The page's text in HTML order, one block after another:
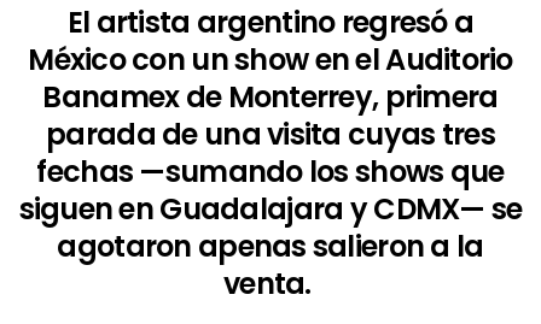
El artista argentino regresó a
México con un show en el Auditorio
Banamex de Monterrey, primera
parada de una visita cuyas tres
fechas —sumando los shows que
siguen en Guadalajara y CDMX— se
agotaron apenas salieron a la
venta.